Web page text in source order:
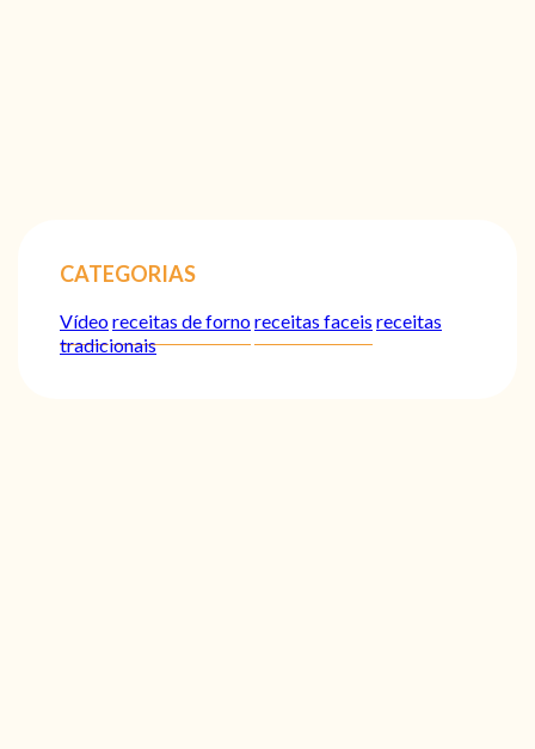
CATEGORIAS
Vídeoreceitas de fornoreceitas faceis receitas
tradicionais